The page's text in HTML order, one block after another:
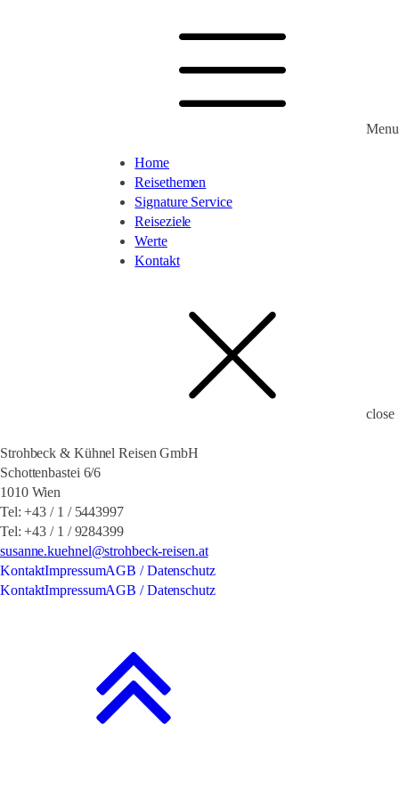
Menu
Home
Reisethemen
Signature Service
Reiseziele
Werte
Kontakt
close
Strohbeck & Kühnel Reisen GmbH
Schottenbastei 6/6
1010 Wien
Tel: +43 / 1 / 5443997
Tel: +43 / 1 / 9284399
susanne.kuehnel@strohbeck-reisen.at
KontaktImpressumAGB / Datenschutz
KontaktImpressumAGB / Datenschutz